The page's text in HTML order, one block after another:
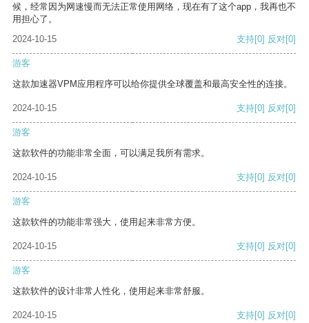
候，经常因为网速慢而无法正常使用网络，现在有了这个app，我再也不
用担心了。
2024-10-15
支持[0] 反对[0]
游客
这款加速器VPM应用程序可以给你提供全球覆盖和最高安全性的连接。
2024-10-15 支持[0] 反对[0]
游客
这款软件的功能非常全面，可以满足我所有需求。
2024-10-15 支持[0] 反对[0]
游客
这款软件的功能非常强大，使用起来非常方便。
2024-10-15 支持[0] 反对[0]
游客
这款软件的设计非常人性化，使用起来非常舒服。
2024-10-15 支持[0] 反对[0]